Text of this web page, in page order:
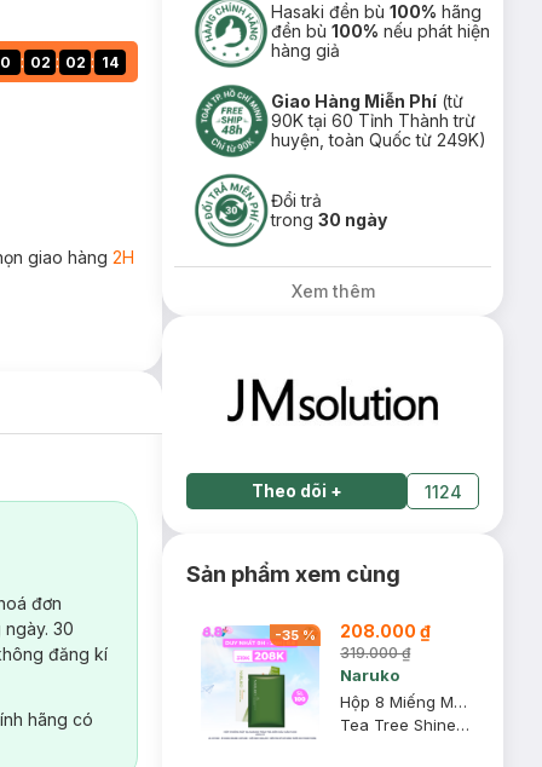
0 : 02 : 02 : 13
giao hàng 2H
đơn
30
đăng kí
hãng có
Hasaki đền bù100% hãng
đền bù100% nếu phát hiện
hàng giả
Giao Hàng Miễn Phí (từ
90K tại 60 Tỉnh Thành trừ
huyện, toàn Quốc từ 249K)
Đổi trả
trong30 ngày
Xem thêm
Theo dõi + 1124
Sản phẩm xem cùng
-35% 208.000 ₫
319.000 ₫
Naruko
Hộp 8 Miếng Mặt Nạ Naruko Tràm Trà Kiềm Dầu Giảm Mụn 26ml/M
Tea Tree Shine Control and Blemish Clear Mask